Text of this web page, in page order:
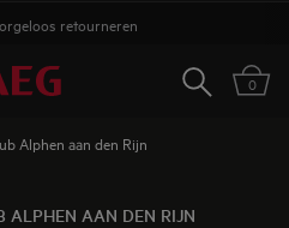
retourneren
Zoeken0
Alphen aan den Rijn
ALPHEN AAN DEN RIJN